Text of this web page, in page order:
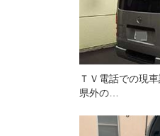
ＴＶ電話での現
県外の…